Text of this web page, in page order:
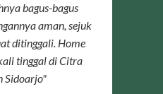
bagus-bagus
aman, sejuk
ditinggali. Home
tinggal di Citra
Sidoarjo"